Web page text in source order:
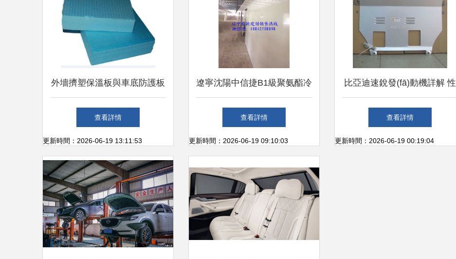
外墻擠塑保溫板與車底防護板
專業(yè)生產(chǎn)廠家與渠
道聯(lián)系方式解析
查看詳情
更新時間：2026-06-19 13:11:53
遼寧沈陽中信捷B1級聚氨酯冷
庫板與車底防護板廠家直銷優
(yōu)勢解析
查看詳情
更新時間：2026-06-19 09:10:03
比亞迪速銳發(fā)動機詳解 性
能亮點與車底防護板參考指南
查看詳情
更新時間：2026-06-19 00:19:04